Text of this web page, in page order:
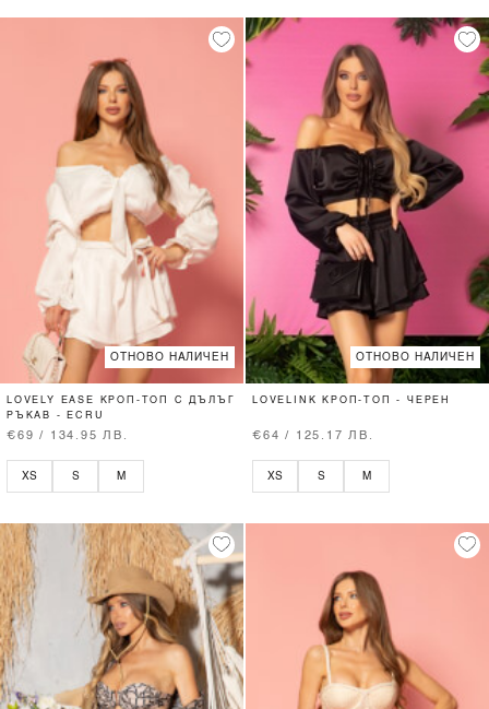
ОТНОВО НАЛИЧЕН
LOVELY EASE КРОП-ТОП С ДЪЛЪГ
РЪКАВ - ECRU
€69 / 134.95 ЛВ.
XS S M
ОТНОВО НАЛИЧЕН
LOVELINK КРОП-ТОП - ЧЕРЕН
€64 / 125.17 ЛВ.
XS S M